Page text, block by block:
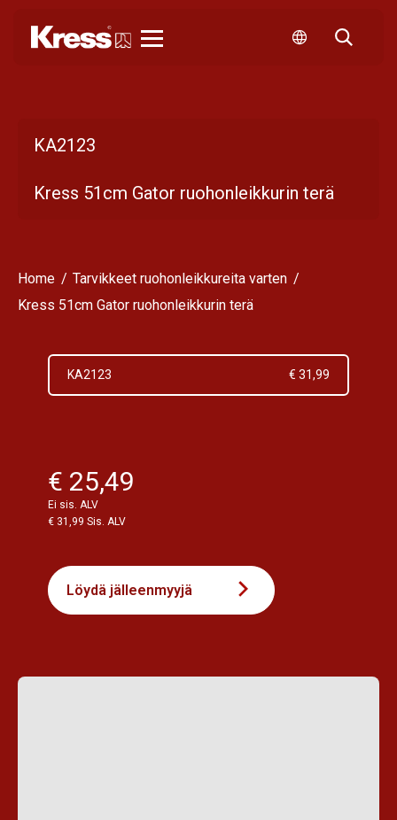
KA2123
Kress 51cm Gator ruohonleikkurin terä
Home
Tarvikkeet ruohonleikkureita varten
Kress 51cm Gator ruohonleikkurin terä
KA2123 € 31,99
€ 25,49
Ei sis. ALV
€ 31,99 Sis. ALV
Löydä jälleenmyyjä